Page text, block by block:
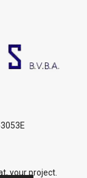
your project.